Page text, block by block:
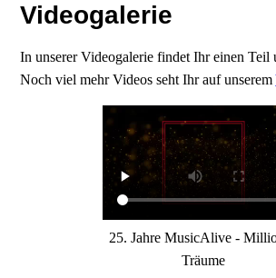
Videogalerie
In unserer Videogalerie findet Ihr einen Teil
Noch viel mehr Videos seht Ihr auf unserem
25. Jahre MusicAlive -
Träume